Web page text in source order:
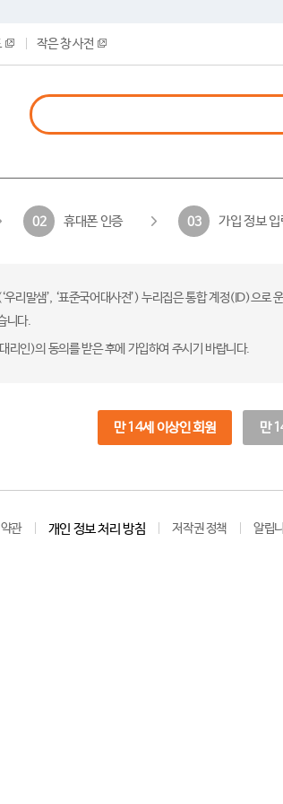
작은 창 사전
02 휴대폰 인증 03 가입 정보 입
리말샘’, ‘표준국어대사전’) 누리집은 통합 계정(ID)으로
니다.
리인)의 동의를 받은 후에 가입하여 주시기 바랍니다.
만 14세 이상인 회원 만
관 개인 정보 처리 방침 저작권 정책 알립